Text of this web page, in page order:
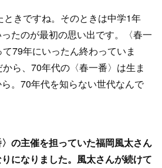
ときですね。そのときは中学1年
たのが最初の思い出です。〈春一
79年にいったん終わっていま
ら、70年代の〈春一番〉は生ま
。70年代を知らない世代なんで
の主催を担っていた福岡風太さん
になりました。風太さんが続けて